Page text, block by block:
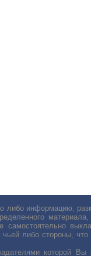
либо информацию,
материала,
либо стороны,
которой Вы